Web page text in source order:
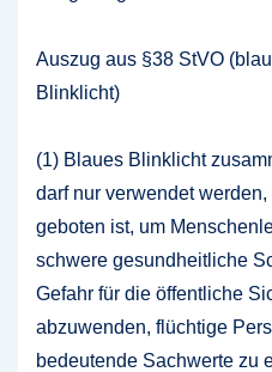
Auszug aus §38 StVO
Blinklicht)
(1) Blaues Blinklicht
darf nur verwendet
geboten ist, um
schwere gesundheitliche
Gefahr für die öffentliche
abzuwenden, flüchtige
bedeutende Sachwerte zu